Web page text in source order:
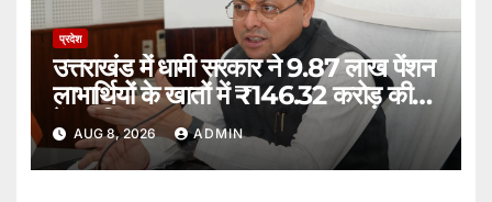
प्रदेश
उत्तराखंड में धामी सरकार ने 9.87 लाख पेंशन
लाभार्थियों के खातों में ₹146.32 करोड़ की
पेंशन किया भुगतान।
AUG 8, 2026 ADMIN